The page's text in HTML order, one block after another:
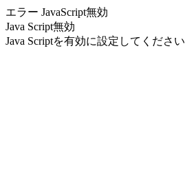
エラー JavaScript無効
Java Script無効
Java Scriptを有効に設定してください